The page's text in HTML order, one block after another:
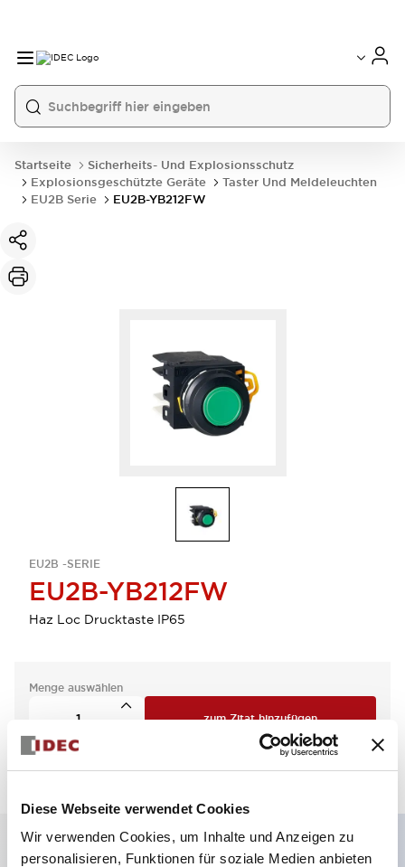
Diese Webseite verwendet Cookies
Wir verwenden Cookies, um Inhalte und Anzeigen zu
personalisieren, Funktionen für soziale Medien anbieten
Startseite
Sicherheits- Und Explosionsschutz
Explosionsgeschützte Geräte
Taster Und Meldeleuchten
EU2B Serie
EU2B-YB212FW
EU2B -SERIE
EU2B-YB212FW
Haz Loc Drucktaste IP65
Menge auswählen
zum Zitat hinzufügen